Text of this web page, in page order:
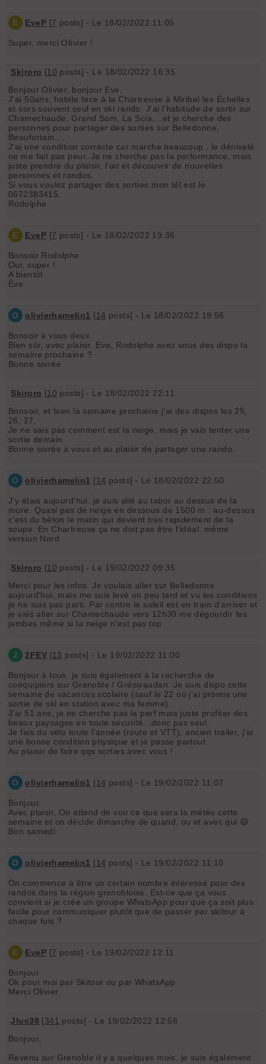
E EveP [7 posts] - Le 18/02/2022 11:05
Super, merci OIivier !
Skiroro [10 posts] - Le 18/02/2022 16:35
Bonjour Olivier, bonjour Eve,
J'ai 50ans, habite face à la Chartreuse à Miribel les Échelles
et sors souvent seul en ski rando. J'ai l'habitude de sortir sur
Chamechaude, Grand Som, La Scia....et je cherche des
personnes pour partager des sorties sur Belledonne,
Beaufortain....
J'ai une condition correcte car marche beaucoup , le dénivelé
ne me fait pas peur. Je ne cherche pas la performance, mais
juste prendre du plaisir, l'air et découvrir de nouvelles
personnes et randos.
Si vous voulez partager des sorties mon tél est le
0672383415.
Rodolphe
E EveP [7 posts] - Le 18/02/2022 19:36
Bonsoir Rodolphe
Oui, super !
A bientôt
Ève
O olivierhamelin1 [14 posts] - Le 18/02/2022 19:56
Bonsoir à vous deux
Bien sûr, avec plaisir. Eve, Rodolphe avez vous des dispo la
semaine prochaine ?
Bonne soirée
Skiroro [10 posts] - Le 18/02/2022 22:11
Bonsoir, et bien là semaine prochaine j'ai des dispos les 25,
26, 27.
Je ne sais pas comment est la neige, mais je vais tenter une
sortie demain.
Bonne soirée à vous et au plaisir de partager une rando.
O olivierhamelin1 [14 posts] - Le 18/02/2022 22:50
J'y étais aujourd'hui. je suis allé au tabor au dessus de la
mure. Quasi pas de neige en dessous de 1500 m . au-dessus
c'est du béton le matin qui devient très rapidement de la
soupe. En Chartreuse ça ne doit pas être l'idéal. même
version Nord
Skiroro [10 posts] - Le 19/02/2022 09:35
Merci pour les infos. Je voulais aller sur Belledonne
aujourd'hui, mais me suis levé un peu tard et vu les conditions
je ne suis pas parti. Par contre le soleil est en train d'arriver et
je vais aller sur Chamechaude vers 12h30 me dégourdir les
jambes même si la neige n'est pas top
2 2FEV [13 posts] - Le 19/02/2022 11:00
Bonjour à tous, je suis également à la recherche de
coéquipiers sur Grenoble / Grésivaudan. Je suis dispo cette
semaine de vacances scolaire (sauf le 22 où j'ai promis une
sortie de ski en station avec ma femme).
J'ai 51 ans, je ne cherche pas la perf mais juste profiter des
beaux paysages en toute sécurité...donc pas seul.
Je fais du vélo toute l'année (route et VTT), ancien trailer, j'ai
une bonne condition physique et je passe partout.
Au plaisir de faire qqs sorties avec vous !
O olivierhamelin1 [14 posts] - Le 19/02/2022 11:07
Bonjour.
Avec plaisir. On attend de voir ce que sera la météo cette
semaine et on décide dimanche de quand, ou et avec qui 😄
Bon samedi
O olivierhamelin1 [14 posts] - Le 19/02/2022 11:10
On commence à être un certain nombre intéressé pour des
randos dans la région grenobloise. Est-ce que ça vous
convient si je crée un groupe WhatsApp pour que ça soit plus
facile pour communiquer plutôt que de passer par skitour à
chaque fois ?
E EveP [7 posts] - Le 19/02/2022 12:11
Bonjour
Ok pour moi par Skitour ou par WhatsApp
Merci Olivier
Jluc38 [341 posts] - Le 19/02/2022 12:58
Bonjour,
Revenu sur Grenoble il y a quelques mois, je suis également